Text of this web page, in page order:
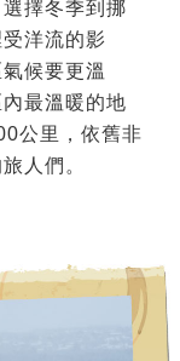
擇冬季到挪
洋流的影
候要更溫
最溫暖的地
公里，依舊非
人們。